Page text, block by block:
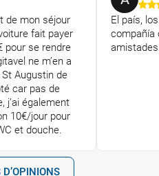
de mon séjour
fait payer
pour se rendre
ne m’en a
Augustin de
car pas de
j’ai également
10€/jour pour
et douche.
El país,
compañía